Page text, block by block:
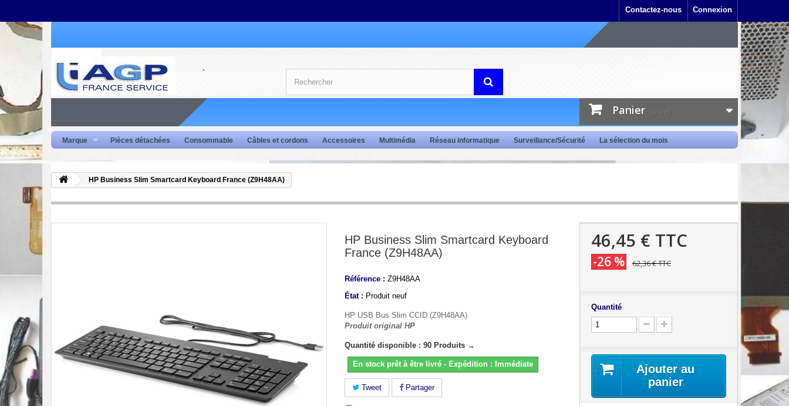
Connexion
Contactez-nous
Panier (vide)
Marque Pièces détachées Consommable Câbles et cordons Accessoires Multimédia Réseau informatique Surveillance/Sécurité La sélection du mois
HP Business Slim Smartcard Keyboard France (Z9H48AA)
HP Business Slim Smartcard Keyboard
France (Z9H48AA)
Référence : Z9H48AA
État : Produit neuf
HP USB Bus Slim CCID (Z9H48AA)
Produit original HP
Quantité disponible : 90 Produits →
En stock prêt à être livré - Expédition : Immédiate
Tweet Partager
46,45 € TTC
-26 % 62,36 €TTC
Quantité
Ajouter au
panier